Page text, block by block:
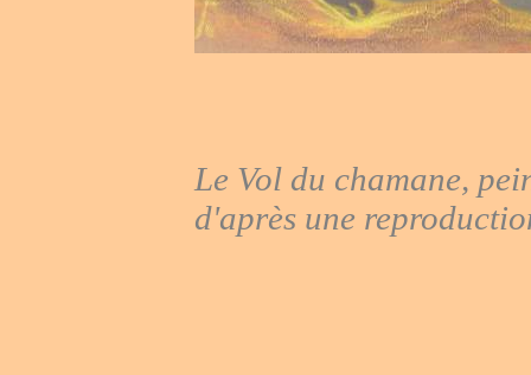
Le Vol du chamane,
d'après une